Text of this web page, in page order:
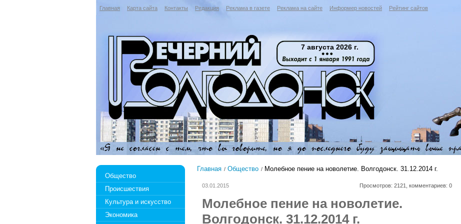
Главная Карта сайта Контакты Редакция Реклама в газете Реклама на сайте Информер новостей Рейтинг сайтов
7 августа 2026 г.
Общество
Происшествия
Культура и искусство
Экономика
Главная Общество Молебное пение на новолетие. Волгодонск. 31.12.2014 г.
03.01.2015 Просмотров: 2121, комментариев: 0
Молебное пение на новолетие.
Волгодонск. 31.12.2014 г.